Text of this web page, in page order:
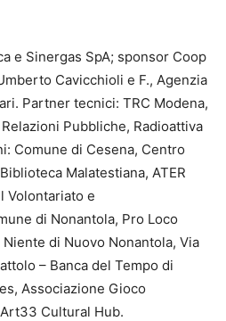
e Sinergas SpA; sponsor Coop
Cavicchioli e F., Agenzia
Partner tecnici: TRC Modena,
Pubbliche, Radioattiva
Comune di Cesena, Centro
Malatestiana, ATER
Volontariato e
di Nonantola, Pro Loco
di Nuovo Nonantola, Via
– Banca del Tempo di
Associazione Gioco
Cultural Hub.